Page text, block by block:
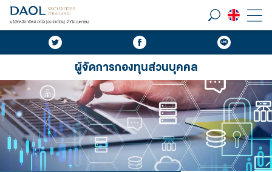
ผู้จัดการกองทุนส่วนบุคคล